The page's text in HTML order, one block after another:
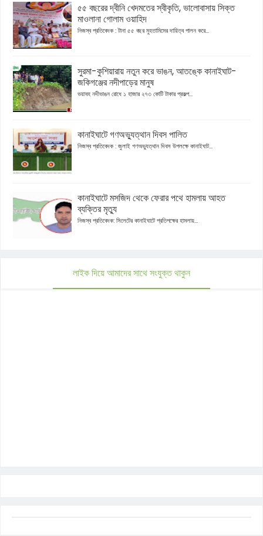
৫৫ বছরের দ্বীনি খেদমতের স্বীকৃতি, ভালোবাসায় সিক্ত
মাওলানা গোলাম ওয়াহিদ
নিজস্ব প্রতিবেদক : টানা ৫৫ বছর মুহতামিমের দায়িত্ব পালন করে...
সুরমা-কুশিয়ারায় নতুন করে ভাঙন, আতঙ্কে কানাইঘাট-
জকিগঞ্জের নদীপাড়ের মানুষ
ভয়াবহ নদীভাঙন রোধে ১ হাজার ২৭৩ কোটি টাকার প্রকল্প...
কানাইঘাটে গণঅভ্যুত্থান দিবস পালিত
নিজস্ব প্রতিবেদক : জুলাই গণঅভ্যুত্থান দিবস উপলক্ষে কানাইঘাট...
কানাইঘাটে মসজিদ থেকে ফেরার পথে হামলায় আহত
ব্যক্তির মৃত্যু
নিজস্ব প্রতিবেদক: সিলেটের কানাইঘাটে প্রতিপক্ষের হামলায়...
লাইক দিয়ে আমাদের সাথে সংযুক্ত থাকুন